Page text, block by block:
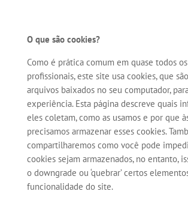
O que são cookies?
Como é prática comum em quase todos
profissionais, este site usa cookies, que
arquivos baixados no seu computador,
experiência. Esta página descreve quais
eles coletam, como as usamos e por que
precisamos armazenar esses cookies.
compartilharemos como você pode
cookies sejam armazenados, no entanto,
o downgrade ou ‘quebrar’ certos
funcionalidade do site.